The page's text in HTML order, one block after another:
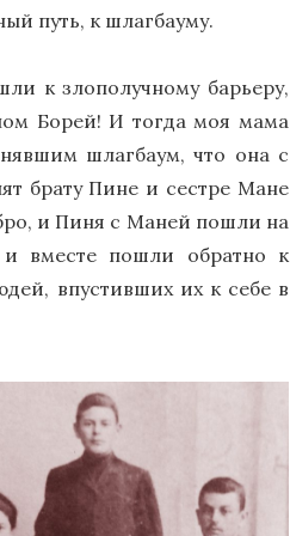
путь, к шлагбауму.
к злополучному барьеру,
Борей! И тогда моя мама
шлагбаум, что она с
брату Пине и сестре Мане
и Пиня с Маней пошли на
вместе пошли обратно к
впустивших их к себе в